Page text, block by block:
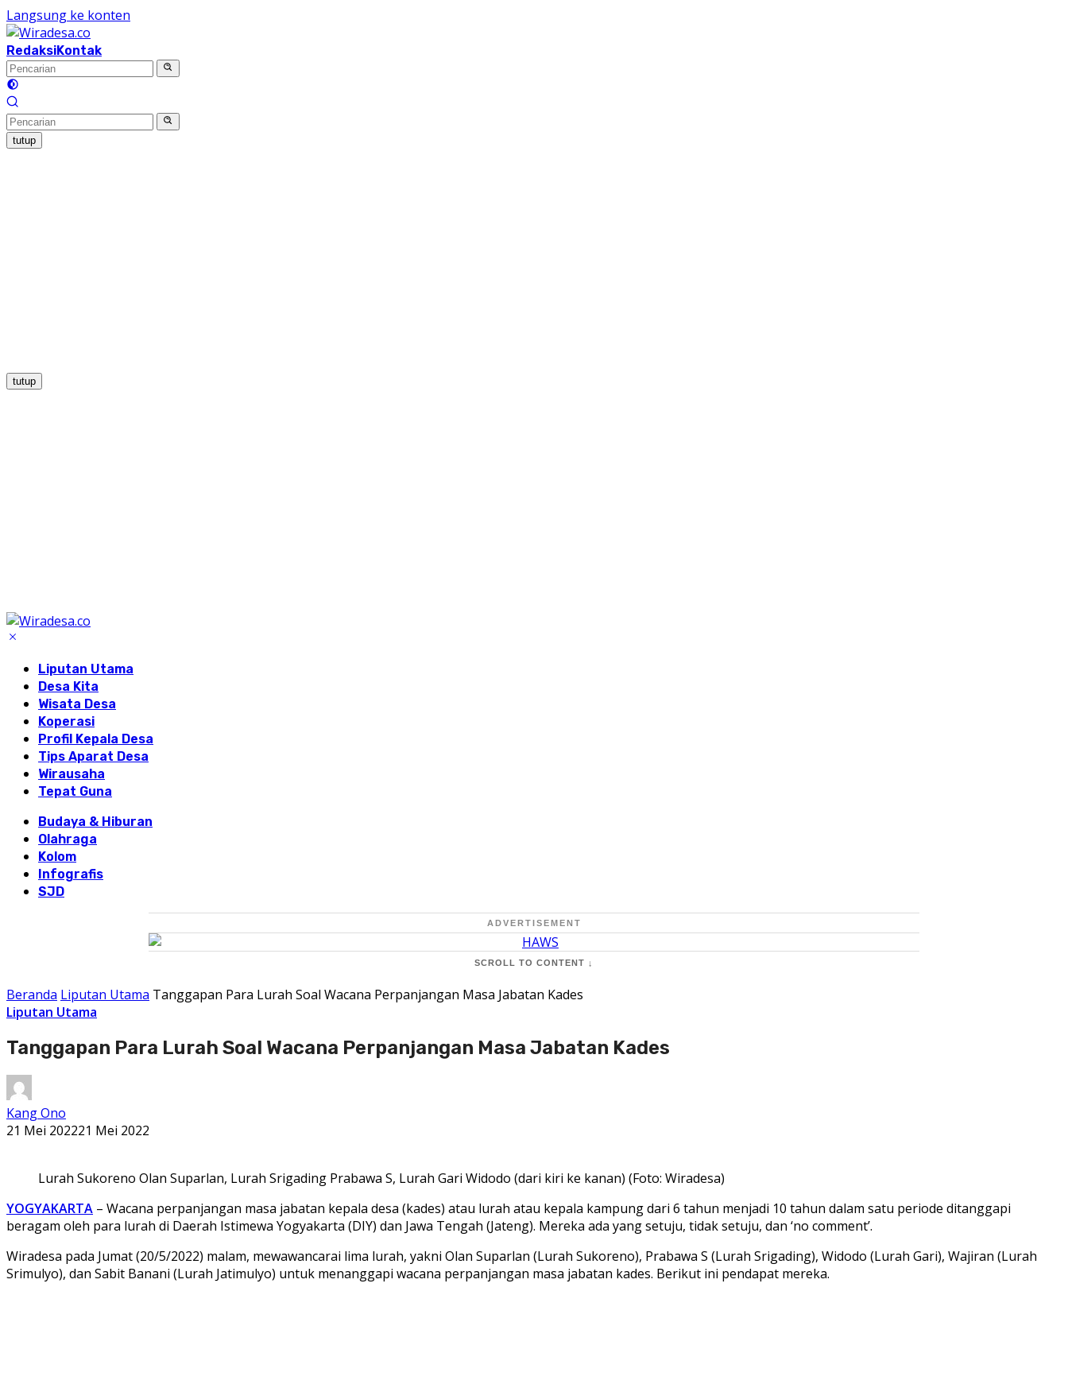
Langsung ke konten
RedaksiKontak
tutup
tutup
Liputan Utama
Desa Kita
Wisata Desa
Koperasi
Profil Kepala Desa
Tips Aparat Desa
Wirausaha
Tepat Guna
Budaya & Hiburan
Olahraga
Kolom
Infografis
SJD
ADVERTISEMENT
SCROLL TO CONTENT ↓
Beranda Liputan Utama Tanggapan Para Lurah Soal Wacana Perpanjangan Masa Jabatan Kades
Liputan Utama
Tanggapan Para Lurah Soal Wacana Perpanjangan Masa Jabatan Kades
Kang Ono
21 Mei 202221 Mei 2022
Lurah Sukoreno Olan Suparlan, Lurah Srigading Prabawa S, Lurah Gari Widodo (dari kiri ke kanan) (Foto: Wiradesa)
YOGYAKARTA – Wacana perpanjangan masa jabatan kepala desa (kades) atau lurah atau kepala kampung dari 6 tahun menjadi 10 tahun dalam satu periode ditanggapi
beragam oleh para lurah di Daerah Istimewa Yogyakarta (DIY) dan Jawa Tengah (Jateng). Mereka ada yang setuju, tidak setuju, dan ‘no comment’.
Wiradesa pada Jumat (20/5/2022) malam, mewawancarai lima lurah, yakni Olan Suparlan (Lurah Sukoreno), Prabawa S (Lurah Srigading), Widodo (Lurah Gari), Wajiran (Lurah
Srimulyo), dan Sabit Banani (Lurah Jatimulyo) untuk menanggapi wacana perpanjangan masa jabatan kades. Berikut ini pendapat mereka.